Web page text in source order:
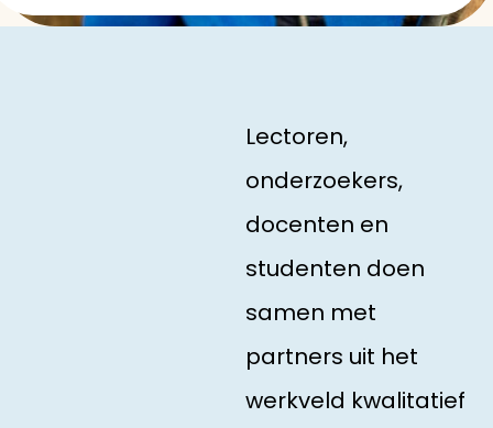
Lectoren,
onderzoekers,
docenten en
studenten doen
samen met
partners uit het
werkveld kwalitatief